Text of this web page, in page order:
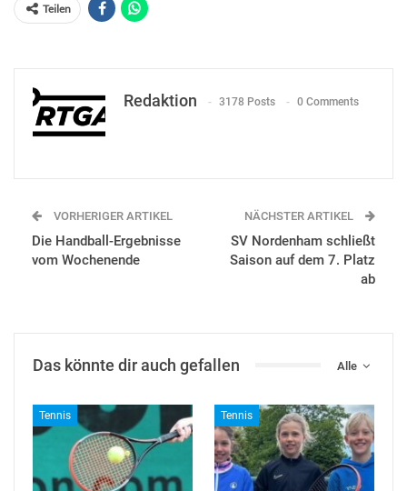
Teilen
Redaktion 3178 Posts 0 Comments
VORHERIGER ARTIKEL
Die Handball-Ergebnisse
vom Wochenende
NÄCHSTER ARTIKEL
SV Nordenham schließt
Saison auf dem 7. Platz
ab
Alle
Das könnte dir auch gefallen
Tennis Tennis